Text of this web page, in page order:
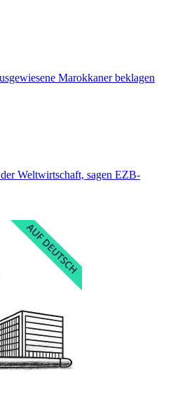
Marokkaner beklagen
Weltwirtschaft, sagen EZB-